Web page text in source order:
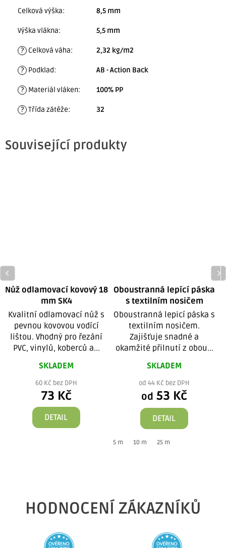
Celková výška: 8,5 mm
Výška vlákna: 5,5 mm
? Celková váha: 2,32 kg/m2
? Podklad: AB - Action Back
? Materiál vláken: 100% PP
? Třída zátěže: 32
Související produkty
Nůž odlamovací kovový 18
mm SK4
Kvalitní odlamovací nůž s
pevnou kovovou vodící
lištou. Vhodný pro řezání
PVC, vinylů, koberců a...
SKLADEM
60 Kč bez DPH
73 Kč
DETAIL
Oboustranná lepící páska
s textilním nosičem
Oboustranná lepicí páska s
textilním nosičem.
Zajišťuje snadné a
okamžité přilnutí z obou...
SKLADEM
od 44 Kč bez DPH
od 53 Kč
DETAIL
5 m 10 m 25 m
HODNOCENÍ ZÁKAZNÍKŮ